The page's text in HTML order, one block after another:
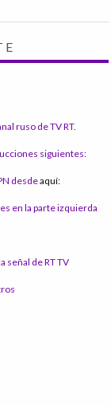
ruso de TV RT.
siguientes:
desdeaquí:
en la parte izquierda
señal de RT TV